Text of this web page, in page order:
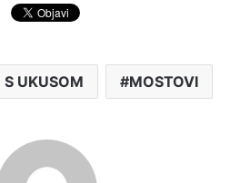
S UKUSOM MOSTOVI